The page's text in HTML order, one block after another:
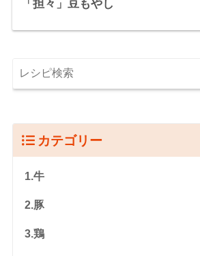
「担々」豆もやし
カテゴリー
1.牛
2.豚
3.鶏